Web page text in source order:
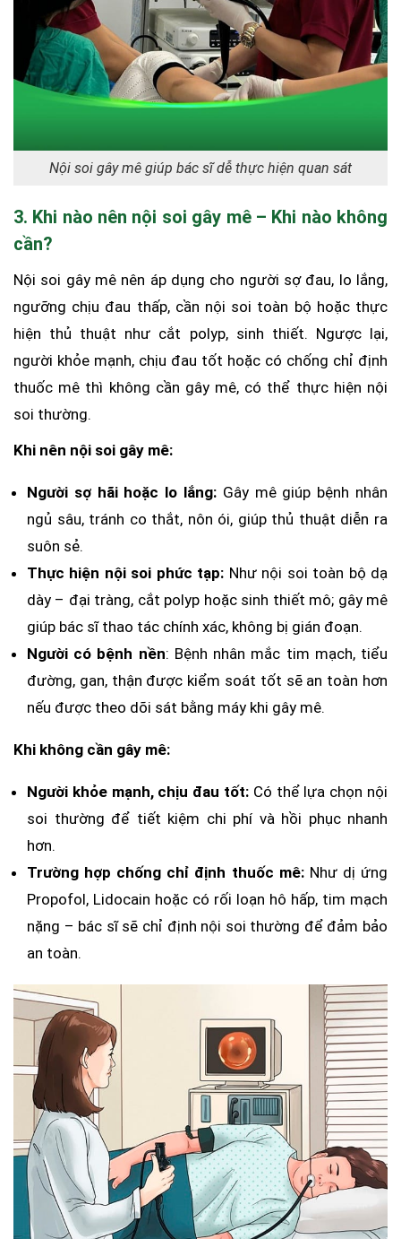
Nội soi gây mê giúp bác sĩ dễ thực hiện quan sát
3. Khi nào nên nội soi gây mê – Khi nào không
cần?
Nội soi gây mê nên áp dụng cho người sợ đau, lo lắng,
ngưỡng chịu đau thấp, cần nội soi toàn bộ hoặc thực
hiện thủ thuật như cắt polyp, sinh thiết. Ngược lại,
người khỏe mạnh, chịu đau tốt hoặc có chống chỉ định
thuốc mê thì không cần gây mê, có thể thực hiện nội
soi thường.
Khi nên nội soi gây mê:
Người sợ hãi hoặc lo lắng: Gây mê giúp bệnh nhân
ngủ sâu, tránh co thắt, nôn ói, giúp thủ thuật diễn ra
suôn sẻ.
Thực hiện nội soi phức tạp: Như nội soi toàn bộ dạ
dày – đại tràng, cắt polyp hoặc sinh thiết mô; gây mê
giúp bác sĩ thao tác chính xác, không bị gián đoạn.
Người có bệnh nền: Bệnh nhân mắc tim mạch, tiểu
đường, gan, thận được kiểm soát tốt sẽ an toàn hơn
nếu được theo dõi sát bằng máy khi gây mê.
Khi không cần gây mê:
Người khỏe mạnh, chịu đau tốt: Có thể lựa chọn nội
soi thường để tiết kiệm chi phí và hồi phục nhanh
hơn.
Trường hợp chống chỉ định thuốc mê:Như dị ứng
Propofol, Lidocain hoặc có rối loạn hô hấp, tim mạch
nặng – bác sĩ sẽ chỉ định nội soi thường để đảm bảo
an toàn.